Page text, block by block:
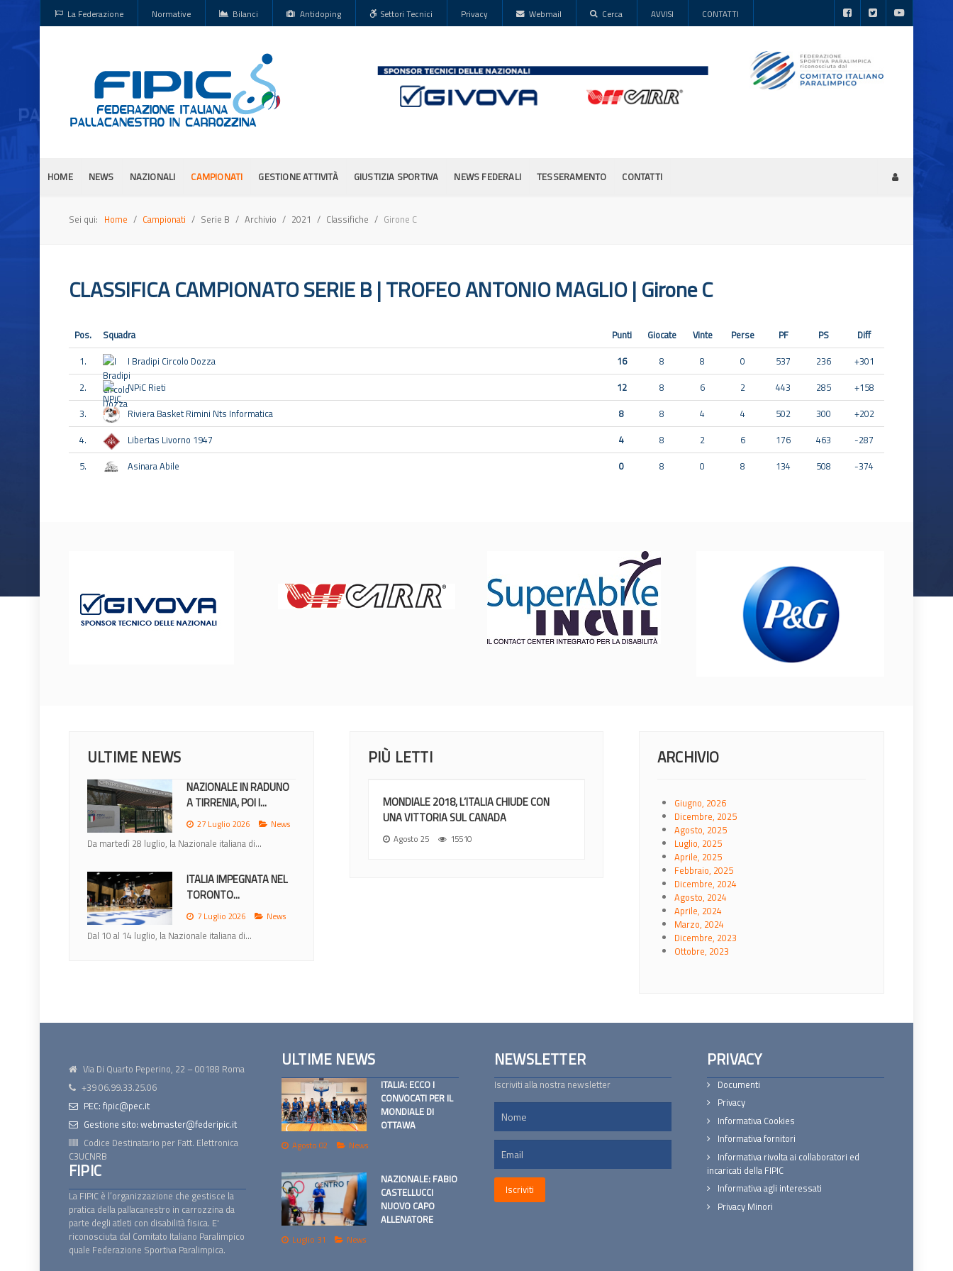
La Federazione Normative Bilanci Antidoping Settori Tecnici Privacy Webmail Cerca AVVISI CONTATTI
HOME NEWS NAZIONALI CAMPIONATI GESTIONE ATTIVITÀ GIUSTIZIA SPORTIVA NEWS FEDERALI TESSERAMENTO CONTATTI
Sei qui: Home Campionati Serie B Archivio 2021 Classifiche Girone C
CLASSIFICA CAMPIONATO SERIE B | TROFEO ANTONIO MAGLIO | Girone C
Pos. Squadra Punti Giocate Vinte Perse PF PS
Diff
1.
I Bradipi Circolo Dozza 16 8 8 0 537 236
+301
2.
NPiC Rieti 12 8 6 2 443 285
+158
3.
Riviera Basket Rimini Nts Informatica 8 8 4 4 502 300
+202
4.
Libertas Livorno 1947 4 8 2 6 176 463
-287
5.
Asinara Abile 0 8 0 8 134 508 -374
ULTIME NEWS
NAZIONALE IN RADUNO
A TIRRENIA, POI I...
27 Luglio 2026 News
Da martedì 28 luglio, la Nazionale italiana di...
ITALIA IMPEGNATA NEL
TORONTO...
7 Luglio 2026 News
Dal 10 al 14 luglio, la Nazionale italiana di...
PIÙ LETTI
MONDIALE 2018, L’ITALIA CHIUDE CON
UNA VITTORIA SUL CANADA
Agosto 25 15510
ARCHIVIO
Giugno, 2026
Dicembre, 2025
Agosto, 2025
Luglio, 2025
Aprile, 2025
Febbraio, 2025
Dicembre, 2024
Agosto, 2024
Aprile, 2024
Marzo, 2024
Dicembre, 2023
Ottobre, 2023
Via Di Quarto Peperino, 22 – 00188 Roma
+39 06.99.33.25.06
PEC: fipic@pec.it
Gestione sito: webmaster@federipic.it
Codice Destinatario per Fatt. Elettronica
C3UCNRB
FIPIC
La FIPIC è l’organizzazione che gestisce la
pratica della pallacanestro in carrozzina da
parte degli atleti con disabilità fisica. E'
riconosciuta dal Comitato Italiano Paralimpico
quale Federazione Sportiva Paralimpica.
ULTIME NEWS
ITALIA: ECCO I
CONVOCATI PER IL
MONDIALE DI
OTTAWA
Agosto 02 News
NAZIONALE: FABIO
CASTELLUCCI
NUOVO CAPO
ALLENATORE
Luglio 31 News
NEWSLETTER
Iscriviti alla nostra newsletter
PRIVACY
Documenti
Privacy
Informativa Cookies
Informativa fornitori
Informativa rivolta ai collaboratori ed
incaricati della FIPIC
Informativa agli interessati
Privacy Minori